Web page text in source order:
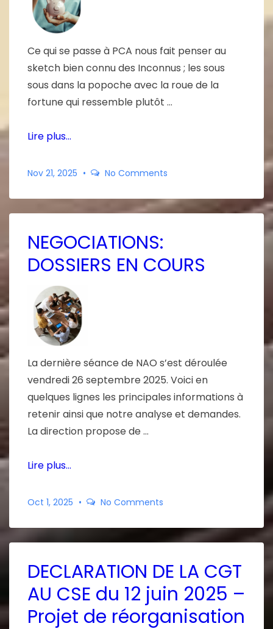
Ce qui se passe à PCA nous fait penser au
sketch bien connu des Inconnus ; les sous
sous dans la popoche avec la roue de la
fortune qui ressemble plutôt …
Lire plus…
Nov 21, 2025 No Comments
NEGOCIATIONS:
DOSSIERS EN COURS
La dernière séance de NAO s’est déroulée
vendredi 26 septembre 2025. Voici en
quelques lignes les principales informations à
retenir ainsi que notre analyse et demandes.
La direction propose de …
Lire plus…
Oct 1, 2025 No Comments
DECLARATION DE LA CGT
AU CSE du 12 juin 2025 –
Projet de réorganisation